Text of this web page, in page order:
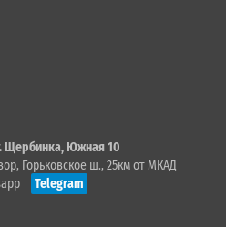
Щербинка, Южная 10
Горьковское ш., 25км от МКАД
Telegram